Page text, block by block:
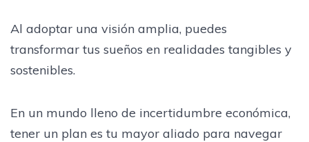
Al adoptar una visión amplia, puedes
transformar tus sueños en realidades tangibles y
sostenibles.
En un mundo lleno de incertidumbre económica,
tener un plan es tu mayor aliado para navegar